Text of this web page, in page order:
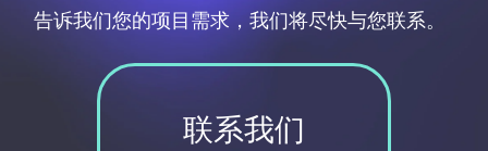
告诉我们您的项目需求，我们将尽快与您联系。
联系我们